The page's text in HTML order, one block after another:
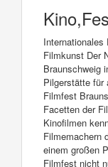
Filmkunst Der
Braunschweig
Pilgerstätte für
Filmfest
Facetten der
Kinofilmen
Filmemachern
einem großen
Filmfest nicht